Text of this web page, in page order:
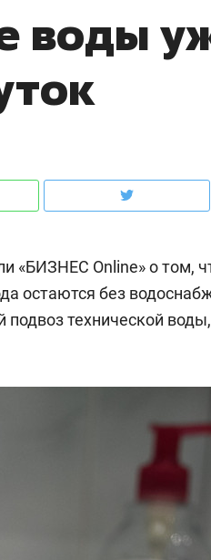
воды
«БИЗНЕС Online» о том,
остаются без
технической
клиентах и чудных